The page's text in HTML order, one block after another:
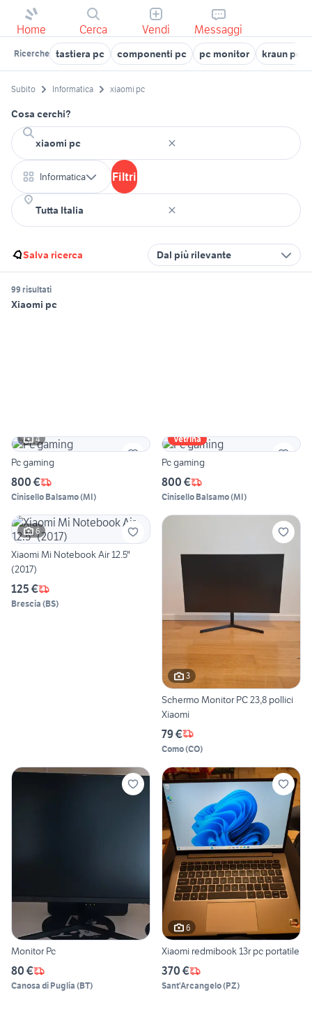
Home Cerca Vendi Messaggi
Ricerche tastiera pc componenti pc pc monitor kraun pc
Subito Informatica xiaomi pc
Cosa cerchi?
Informatica Filtri
Salva ricerca Dal più rilevante
99 risultati
Xiaomi pc
4
Pc gaming
800 €
Cinisello Balsamo(MI)
Vetrina
Pc gaming
800 €
Cinisello Balsamo(MI)
6
Xiaomi Mi Notebook Air 12.5"
(2017)
125 €
Brescia (BS)
3
Schermo Monitor PC 23,8 pollici
Xiaomi
79 €
Como(CO)
Monitor Pc
80 €
Canosa di Puglia (BT)
6
Xiaomi redmibook 13r pc portatile
370 €
Sant'Arcangelo(PZ)